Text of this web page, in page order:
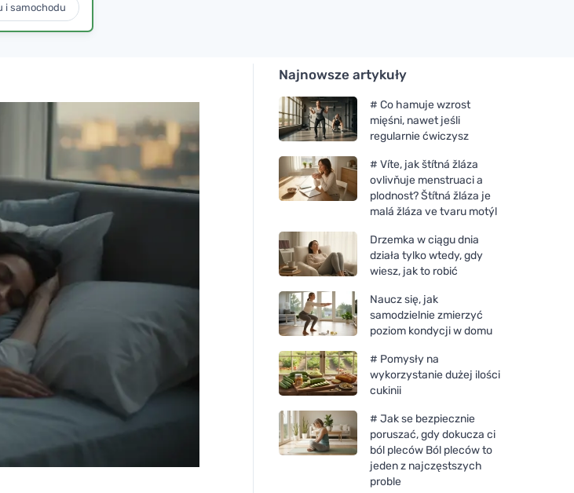
i samochodu
Najnowsze artykuły
# Co hamuje wzrost
mięśni, nawet jeśli
regularnie ćwiczysz
# Víte, jak štítná žláza
ovlivňuje menstruaci a
plodnost? Štítná žláza je
malá žláza ve tvaru motýl
Drzemka w ciągu dnia
działa tylko wtedy, gdy
wiesz, jak to robić
Naucz się, jak
samodzielnie zmierzyć
poziom kondycji w domu
# Pomysły na
wykorzystanie dużej ilości
cukinii
# Jak se bezpiecznie
poruszać, gdy dokucza ci
ból pleców Ból pleców to
jeden z najczęstszych
proble